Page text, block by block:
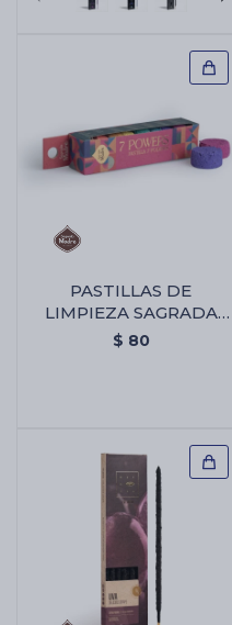
PASTILLAS DE
LIMPIEZA SAGRADA
MADRE 7 PODERES -
$ 80